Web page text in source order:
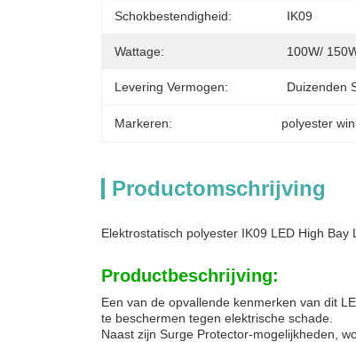
Schokbestendigheid: IK09
Wattage: 100W/
Levering Vermogen: Duizenden
Markeren: polyester
Productomschrijving
Elektrostatisch polyester IK09 LED High Bay
Productbeschrijving:
Een van de opvallende kenmerken van dit
te beschermen tegen elektrische schade.
Naast zijn Surge Protector-mogelijkheden,